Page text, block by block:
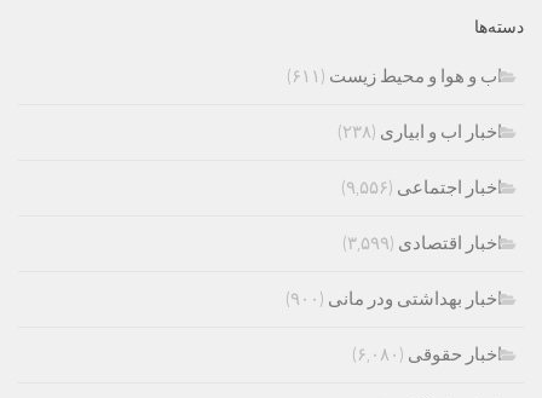
دسته‌ها
اب و هوا و محیط زیست (۶۱۱)
اخبار اب و ابیاری (۲۳۸)
اخبار اجتماعی (۹,۵۵۶)
اخبار اقتصادی (۳,۵۹۹)
اخبار بهداشتی ودر مانی (۹۰۰)
اخبار حقوقی (۶,۰۸۰)